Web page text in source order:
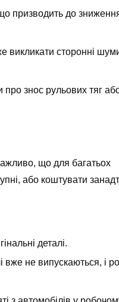
призводить до
викликати сторонні
про знос рульових тяг
що для багатьох
або коштувати
деталі.
вже не випускаються, і